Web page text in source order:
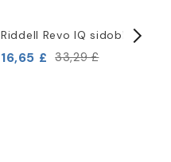
Riddell Revo IQ sidoblåsa
16,65 £ 33,29 £